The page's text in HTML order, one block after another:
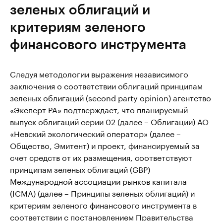
зеленых облигаций и
критериям зеленого
финансового инструмента
Следуя методологии выражения независимого
заключения о соответствии облигаций принципам
зеленых облигаций (second party opinion) агентство
«Эксперт РА» подтверждает, что планируемый
выпуск облигаций серии 02 (далее – Облигации) АО
«Невский экологический оператор» (далее –
Общество, Эмитент) и проект, финансируемый за
счет средств от их размещения, соответствуют
принципам зеленых облигаций (GBP)
Международной ассоциации рынков капитала
(ICMA) (далее – Принципы зеленых облигаций) и
критериям зеленого финансового инструмента в
соответствии с постановлением Правительства